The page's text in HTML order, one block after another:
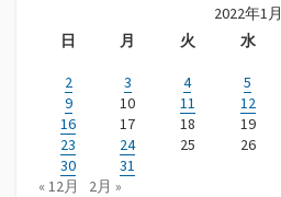
2022年1月
日
月 火 水
2
3 4 5
9
10 11 12
16
17 18 19
23
24 25 26
30
31
« 12月
2月 »